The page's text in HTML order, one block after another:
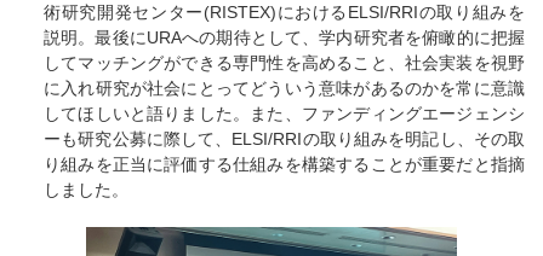
術研究開発センター(RISTEX)におけるELSI/RRIの取り組みを
説明。最後にURAへの期待として、学内研究者を俯瞰的に把握
してマッチングができる専門性を高めること、社会実装を視野
に入れ研究が社会にとってどういう意味があるのかを常に意識
してほしいと語りました。また、ファンディングエージェンシ
ーも研究公募に際して、ELSI/RRIの取り組みを明記し、その取
り組みを正当に評価する仕組みを構築することが重要だと指摘
しました。